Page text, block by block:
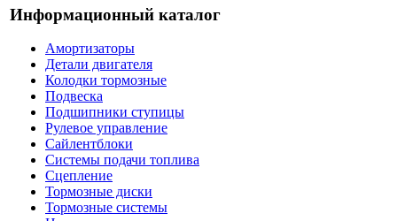
Информационный каталог
Амортизаторы
Детали двигателя
Колодки тормозные
Подвеска
Подшипники ступицы
Рулевое управление
Сайлентблоки
Системы подачи топлива
Сцепление
Тормозные диски
Тормозные системы